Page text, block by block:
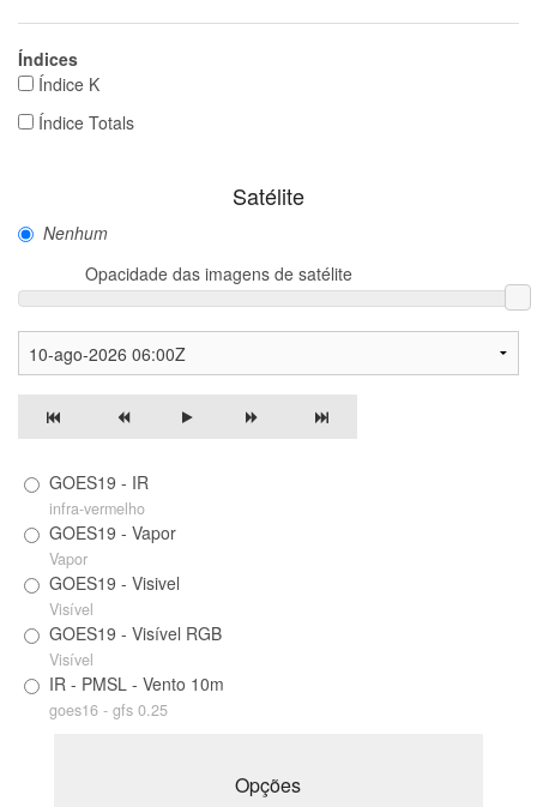
Índices
Índice K
Índice Totals
Satélite
Nenhum
Opacidade das imagens de satélite
GOES19 - IR
infra-vermelho
GOES19 - Vapor
Vapor
GOES19 - Visivel
Visível
GOES19 - Visível RGB
Visível
IR - PMSL - Vento 10m
goes16 - gfs 0.25
Opções